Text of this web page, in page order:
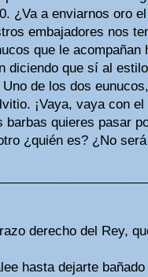
¿Va a enviarnos oro
embajadores nos
que le
diciendo que sí al
de los dos
¡Vaya, vaya con
barbas quieres pasar
¿quién es? ¿No
derecho del Rey,
hasta dejarte